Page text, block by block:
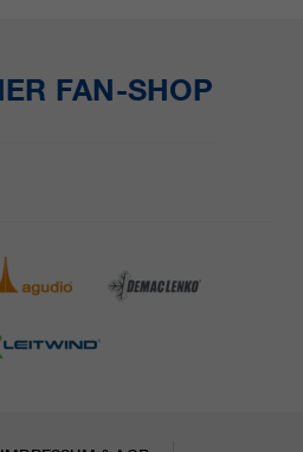
FAN-SHOP